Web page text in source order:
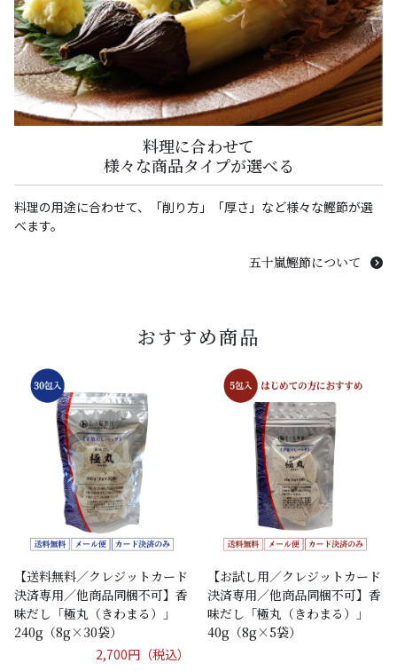
料理に合わせて
様々な商品タイプが選べる
料理の用途に合わせて、「削り方」「厚さ」など様々な鰹節が選
べます。
五十嵐鰹節について
おすすめ商品
【送料無料／クレジットカード
決済専用／他商品同梱不可】香
味だし「極丸（きわまる）」
240g（8g×30袋）
2,700円（税込）
【お試し用／クレジットカード
決済専用／他商品同梱不可】香
味だし「極丸（きわまる）」
40g（8g×5袋）